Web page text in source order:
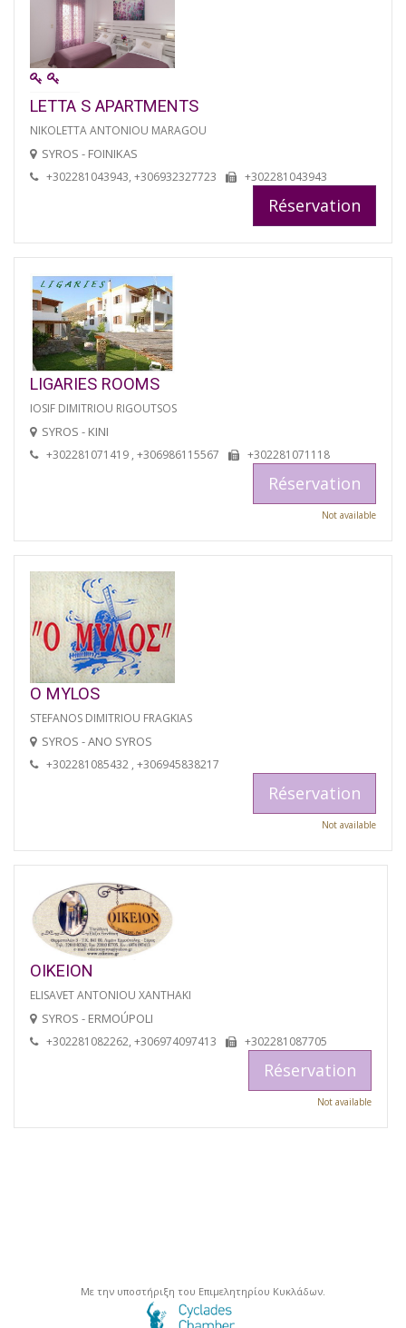
LETTA S APARTMENTS
NIKOLETTA ANTONIOU MARAGOU
SYROS - FOINIKAS
+302281043943, +306932327723 +302281043943
Réservation
LIGARIES ROOMS
IOSIF DIMITRIOU RIGOUTSOS
SYROS - KINI
+302281071419 , +306986115567 +302281071118
Réservation
Not available
O MYLOS
STEFANOS DIMITRIOU FRAGKIAS
SYROS - ANO SYROS
+302281085432 , +306945838217
Réservation
Not available
OIKEION
ELISAVET ANTONIOU XANTHAKI
SYROS - ERMOÚPOLI
+302281082262, +306974097413 +302281087705
Réservation
Not available
Με την υποστήριξη του Επιμελητηρίου Κυκλάδων.